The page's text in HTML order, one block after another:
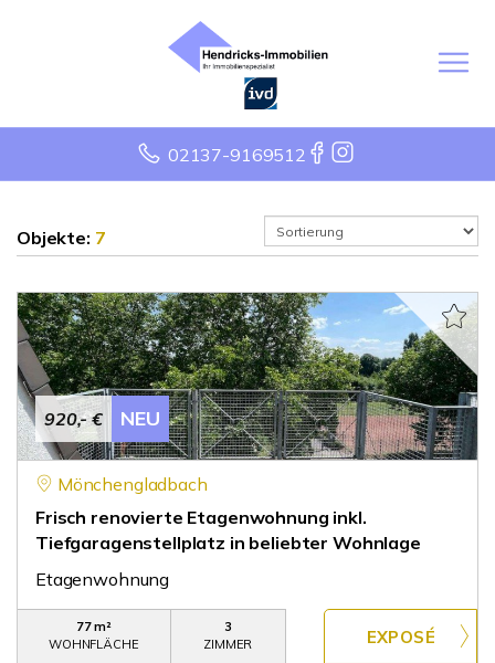
02137-9169512
Objekte: 7
920,- € NEU
Mönchengladbach
Frisch renovierte Etagenwohnung inkl.
Tiefgaragenstellplatz in beliebter Wohnlage
Etagenwohnung
77 m²
WOHNFLÄCHE
3
ZIMMER